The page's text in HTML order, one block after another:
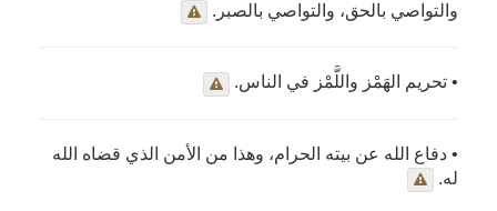
والتواصي بالحق، والتواصي بالصبر.
• تحريم الهَمْز واللَّمْز في الناس.
• دفاع الله عن بيته الحرام، وهذا من الأمن الذي قضاه الله
له.